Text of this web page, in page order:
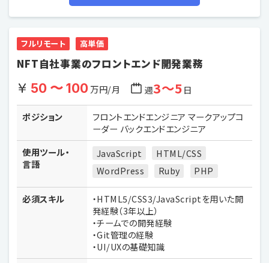
フルリモート 高単価
NFT自社事業のフロントエンド開発業務
50 〜 100万円/月 週3〜5日
ポジション
フロントエンドエンジニア マークアップコ
ーダー バックエンドエンジニア
使用ツール・
言語
JavaScript
HTML/CSS
WordPress
Ruby PHP
必須スキル
・HTML5/CSS3/JavaScriptを用いた開
発経験（3年以上）
・チームでの開発経験
・Git管理の経験
・UI/UXの基礎知識